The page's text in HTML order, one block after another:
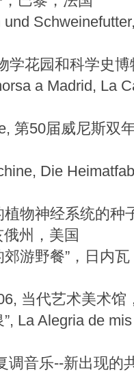
Schweinefutter,
学花园和科学史
a Madrid, La
50届威尼斯双年
Die
物神经系统的种
州，美国
游野餐”，日内瓦
当代艺术美术馆
La Alegria de
乐--新出现的共